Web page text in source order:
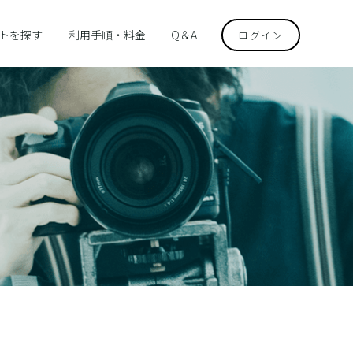
ログイン
を探す 利用手順・料金 Q＆A